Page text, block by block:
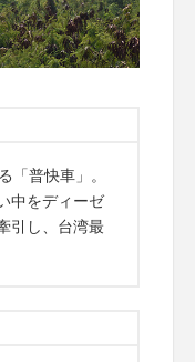
「普快車」。
中をディーゼ
引し、台湾最